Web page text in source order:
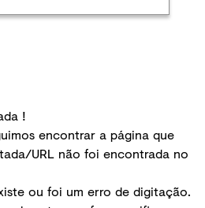
!
encontrar a página que
URL não foi encontrada no
ou foi um erro de digitação.